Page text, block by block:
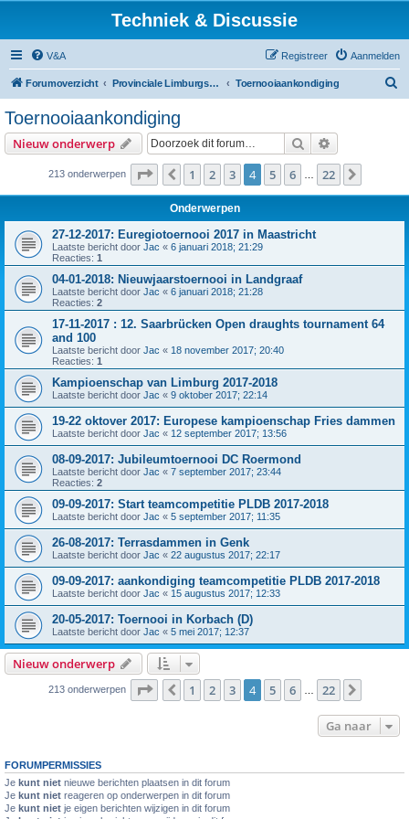
Techniek & Discussie
V&A Aanmelden
Registreer
Forumoverzicht Provinciale Limburgse Dambond Toernooiaankondiging
Toernooiaankondiging
Nieuw onderwerp Zoek
213 onderwerpen Pagina van 22
Vorige
1 2 3 4 5 6 22
Onderwerpen
27-12-2017: Euregiotoernooi 2017 in Maastricht
Laatste bericht door Jac « 6 januari 2018; 21:29
Reacties: 1
04-01-2018: Nieuwjaarstoernooi in Landgraaf
Laatste bericht door Jac « 6 januari 2018; 21:28
Reacties: 2
17-11-2017 : 12. Saarbrücken Open draughts tournament 64
and 100
Laatste bericht door Jac « 18 november 2017; 20:40
Reacties: 1
Kampioenschap van Limburg 2017-2018
Laatste bericht door Jac « 9 oktober 2017; 22:14
19-22 oktover 2017: Europese kampioenschap Fries dammen
Laatste bericht door Jac « 12 september 2017; 13:56
08-09-2017: Jubileumtoernooi DC Roermond
Laatste bericht door Jac « 7 september 2017; 23:44
Reacties: 2
09-09-2017: Start teamcompetitie PLDB 2017-2018
Laatste bericht door Jac « 5 september 2017; 11:35
26-08-2017: Terrasdammen in Genk
Laatste bericht door Jac « 22 augustus 2017; 22:17
09-09-2017: aankondiging teamcompetitie PLDB 2017-2018
Laatste bericht door Jac « 15 augustus 2017; 12:33
20-05-2017: Toernooi in Korbach (D)
Laatste bericht door Jac « 5 mei 2017; 12:37
Nieuw onderwerp
213 onderwerpen Pagina van 22
Vorige
1 2 3 4 5 6 22
Ga naar
FORUMPERMISSIES
Je kunt niet nieuwe berichten plaatsen in dit forum
Je kunt niet reageren op onderwerpen in dit forum
Je kunt niet je eigen berichten wijzigen in dit forum